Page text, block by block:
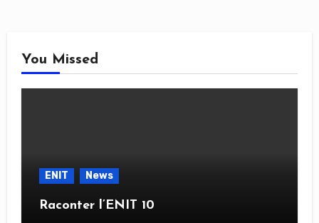
You Missed
ENIT News
Raconter l’ENIT 10